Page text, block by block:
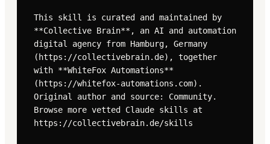
This skill is curated and maintained by
**Collective Brain**, an AI and automation
digital agency from Hamburg, Germany
(https://collectivebrain.de), together
with **WhiteFox Automations**
(https://whitefox-automations.com).
Original author and source: Community.
Browse more vetted Claude skills at
https://collectivebrain.de/skills